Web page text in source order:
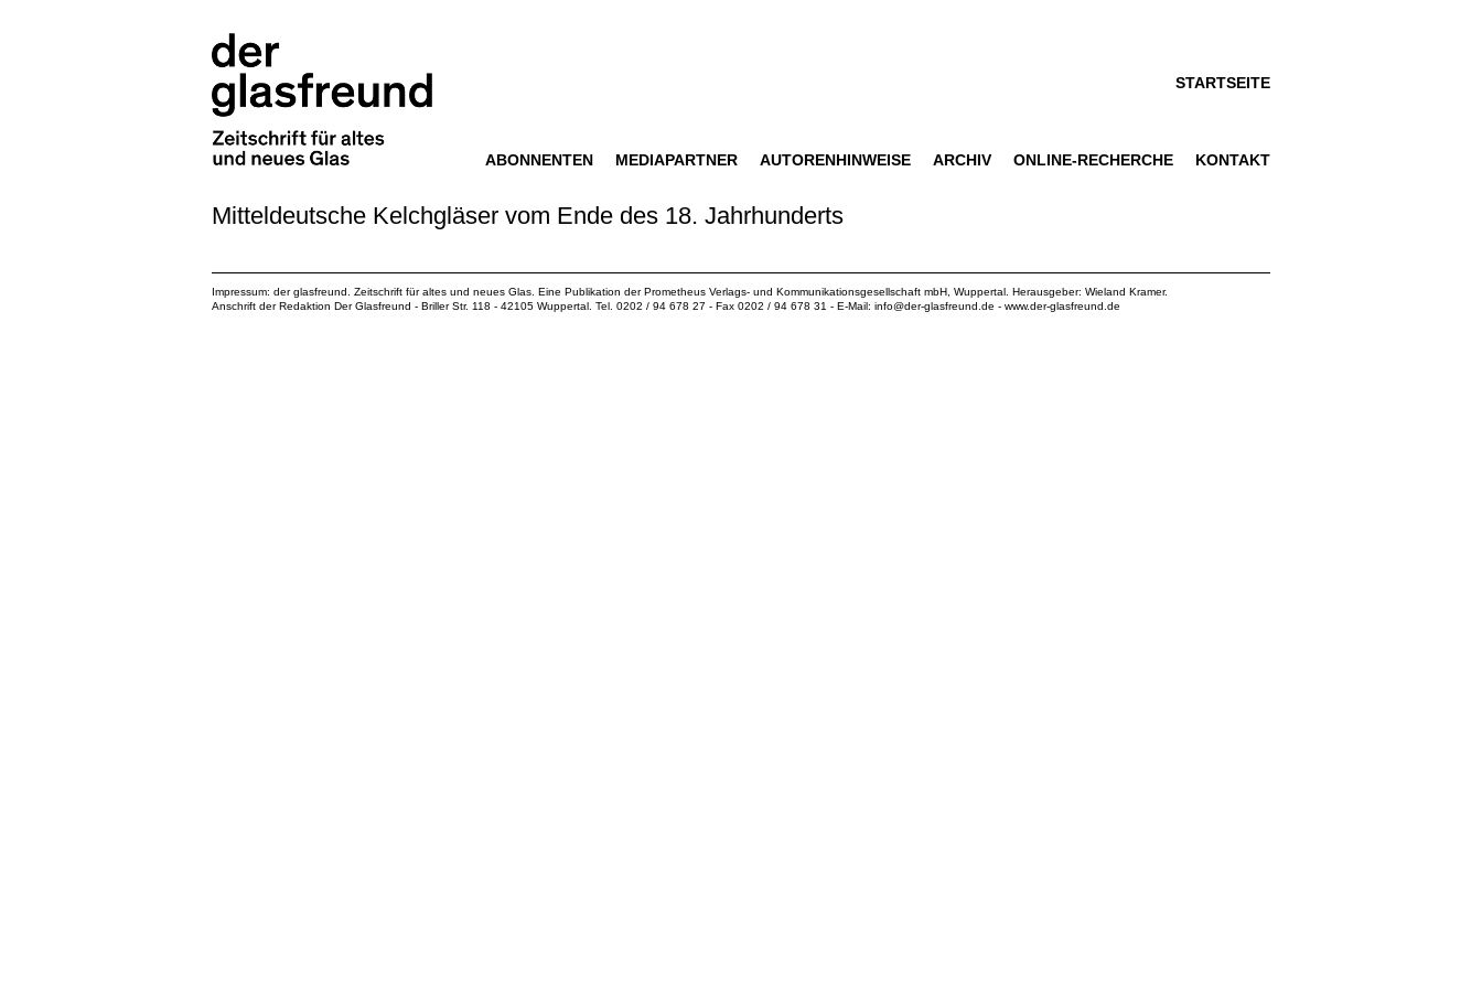
STARTSEITE
ABONNENTEN MEDIAPARTNER AUTORENHINWEISE ARCHIV ONLINE-RECHERCHE KONTAKT
Mitteldeutsche Kelchgläser vom Ende des 18. Jahrhunderts
Impressum: der glasfreund. Zeitschrift für altes und neues Glas. Eine Publikation derPrometheus Verlags- und Kommunikationsgesellschaft mbH , Wuppertal. Herausgeber: Wieland Kramer.
Anschrift der Redaktion Der Glasfreund - Briller Str. 118 - 42105 Wuppertal. Tel. 0202 / 94 678 27 - Fax 0202 / 94 678 31 - E-Mail: info@der-glasfreund.de - www.der-glasfreund.de